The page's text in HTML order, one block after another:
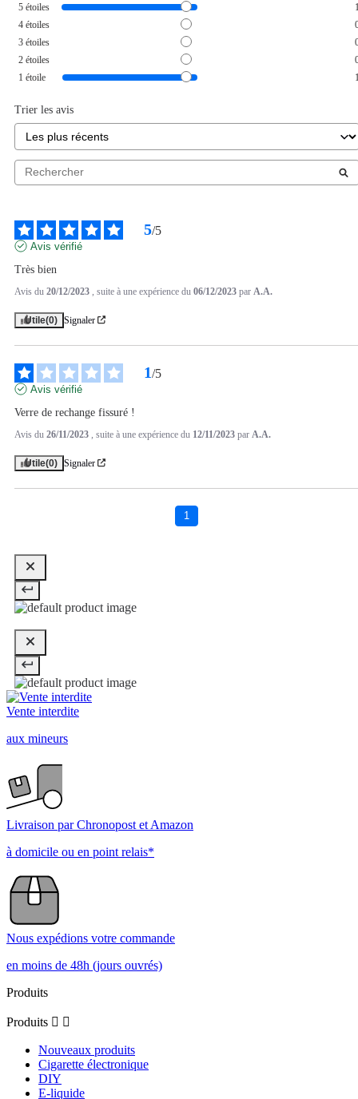
5 étoiles
4 étoiles
3 étoiles
2 étoiles
1 étoile
Trier les avis
5/5
Avis vérifié
Très bien
Avis du 20/12/2023 , suite à une expérience du 06/12/2023 par A.A.
Utile(0) Signaler
1/5
Avis vérifié
Verre de rechange fissuré !
Avis du 26/11/2023 , suite à une expérience du 12/11/2023 par A.A.
Utile(0) Signaler
1
Vente interdite
aux mineurs
Livraison par Chronopost et Amazon
à domicile ou en point relais*
Nous expédions votre commande
en moins de 48h (jours ouvrés)
Produits
Produits  
Nouveaux produits
Cigarette électronique
DIY
E-liquide